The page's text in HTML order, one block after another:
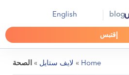
blog
English
إقتبس
Home
» لايف ستايل » الصحة